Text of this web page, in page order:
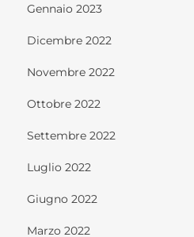
Gennaio 2023
Dicembre 2022
Novembre 2022
Ottobre 2022
Settembre 2022
Luglio 2022
Giugno 2022
Marzo 2022